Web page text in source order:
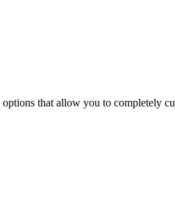
that allow you to completely